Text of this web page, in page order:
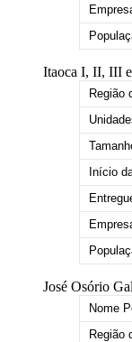
Itaoca I, II, III
Região
Início
José Osório
Nome
Região